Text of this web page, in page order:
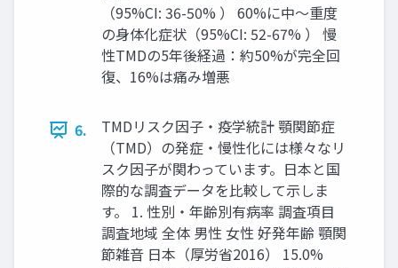
（95%CI: 36-50% ） 60%に中〜重度
の⾝体化症状（95%CI: 52-67% ） 慢
性TMDの5年後経過：約50%が完全回
復、16%は痛み増悪
6.
TMDリスク因⼦‧疫学統計 顎関節症
（TMD）の発症‧慢性化には様々なリ
スク因⼦が関わっています。⽇本と国
際的な調査データを⽐較して⽰しま
す。 1. 性別‧年齢別有病率 調査項⽬
調査地域 全体 男性 ⼥性 好発年齢 顎関
節雑⾳ ⽇本（厚労省2016） 15.0%